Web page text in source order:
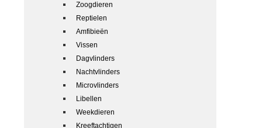
Zoogdieren
Reptielen
Amfibieën
Vissen
Dagvlinders
Nachtvlinders
Microvlinders
Libellen
Weekdieren
Kreeftachtigen